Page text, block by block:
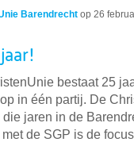
Barendrecht op 26
bestaat 25
in één partij. De
jaren in de
de SGP is de